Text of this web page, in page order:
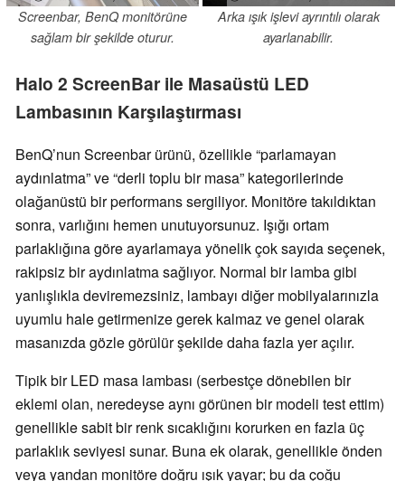
Screenbar, BenQ monitörüne
sağlam bir şekilde oturur.
Arka ışık işlevi ayrıntılı olarak
ayarlanabilir.
Halo 2 ScreenBar ile Masaüstü LED
Lambasının Karşılaştırması
BenQ’nun Screenbar ürünü, özellikle “parlamayan
aydınlatma” ve “derli toplu bir masa” kategorilerinde
olağanüstü bir performans sergiliyor. Monitöre takıldıktan
sonra, varlığını hemen unutuyorsunuz. Işığı ortam
parlaklığına göre ayarlamaya yönelik çok sayıda seçenek,
rakipsiz bir aydınlatma sağlıyor. Normal bir lamba gibi
yanlışlıkla deviremezsiniz, lambayı diğer mobilyalarınızla
uyumlu hale getirmenize gerek kalmaz ve genel olarak
masanızda gözle görülür şekilde daha fazla yer açılır.
Tipik bir LED masa lambası (serbestçe dönebilen bir
eklemi olan, neredeyse aynı görünen bir modeli test ettim)
genellikle sabit bir renk sıcaklığını korurken en fazla üç
parlaklık seviyesi sunar. Buna ek olarak, genellikle önden
veya yandan monitöre doğru ışık yayar; bu da çoğu